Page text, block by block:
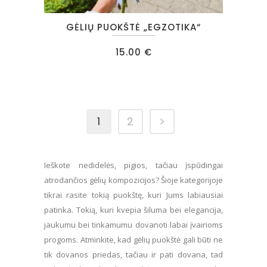
GĖLIŲ PUOKŠTĖ „EGZOTIKA“
15.00 €
1 2
Ieškote nedidelės, pigios, tačiau įspūdingai
atrodančios gėlių kompozicijos? Šioje kategorijoje
tikrai rasite tokią puokštę, kuri Jums labiausiai
patinka. Tokią, kuri kvepia šiluma bei elegancija,
jaukumu bei tinkamumu dovanoti labai įvairioms
progoms. Atminkite, kad gėlių puokštė gali būti ne
tik dovanos priedas, tačiau ir pati dovana, tad